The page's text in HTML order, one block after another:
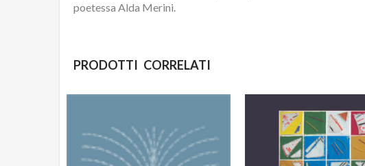
poetessa Alda Merini.
PRODOTTI CORRELATI